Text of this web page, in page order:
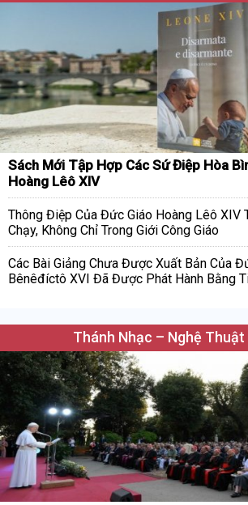
Sách Mới Tập Hợp Các Sứ Điệp Hòa
Hoàng Lêô XIV
Thông Điệp Của Đức Giáo Hoàng Lêô XIV
Chạy, Không Chỉ Trong Giới Công Giáo
Các Bài Giảng Chưa Được Xuất Bản Của
Bênêđíctô XVI Đã Được Phát Hành Bằng
Thánh Nhạc – Nghệ